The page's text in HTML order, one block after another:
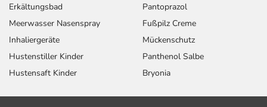
Erkältungsbad
Meerwasser Nasenspray
Inhaliergeräte
Hustenstiller Kinder
Hustensaft Kinder
Pantoprazol
Fußpilz Creme
Mückenschutz
Panthenol Salbe
Bryonia